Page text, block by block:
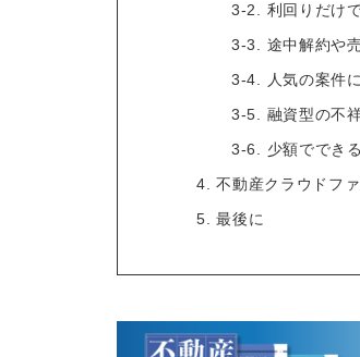
3-2. 利回りだけ
3-3. 途中解約や
3-4. 人気の案件
3-5. 融資型の不
3-6. 少額ででき
4. 不動産クラウドフ
5. 最後に